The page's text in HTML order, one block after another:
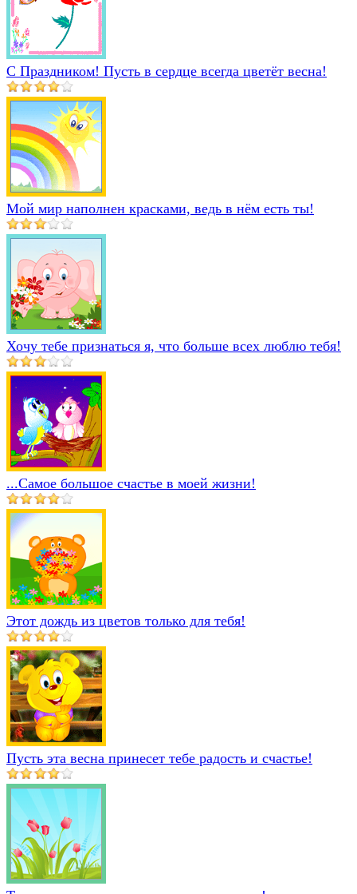
С Праздником! Пусть в сердце всегда цветёт весна!
Мой мир наполнен красками, ведь в нём есть ты!
Хочу тебе признаться я, что больше всех люблю тебя!
...Самое большое счастье в моей жизни!
Этот дождь из цветов только для тебя!
Пусть эта весна принесет тебе радость и счастье!